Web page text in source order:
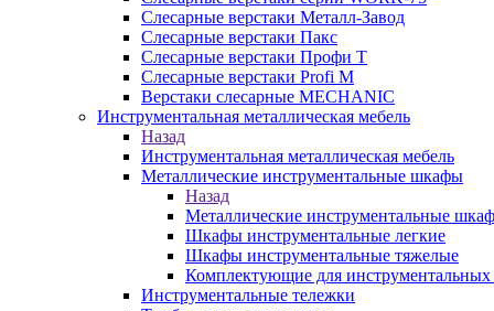
Слесарные верстаки Металл-Завод
Слесарные верстаки Пакс
Слесарные верстаки Профи Т
Слесарные верстаки Profi M
Верстаки слесарные MECHANIC
Инструментальная металлическая мебель
Назад
Инструментальная металлическая мебель
Металлические инструментальные шкафы
Назад
Металлические инструментальные
Шкафы инструментальные легкие
Шкафы инструментальные тяжелые
Комплектующие для
Инструментальные тележки